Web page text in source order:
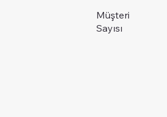
Müşteri
Sayısı